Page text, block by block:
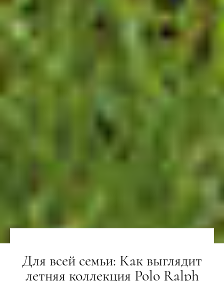
Для всей семьи: Как выглядит
летняя коллекция Polo Ralph